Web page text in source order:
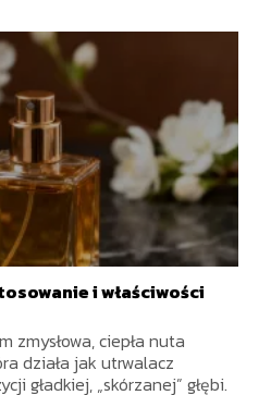
i właściwości
zmysłowa, ciepła nuta
działa jak utrwalacz
gładkiej, „skórzanej” głębi.